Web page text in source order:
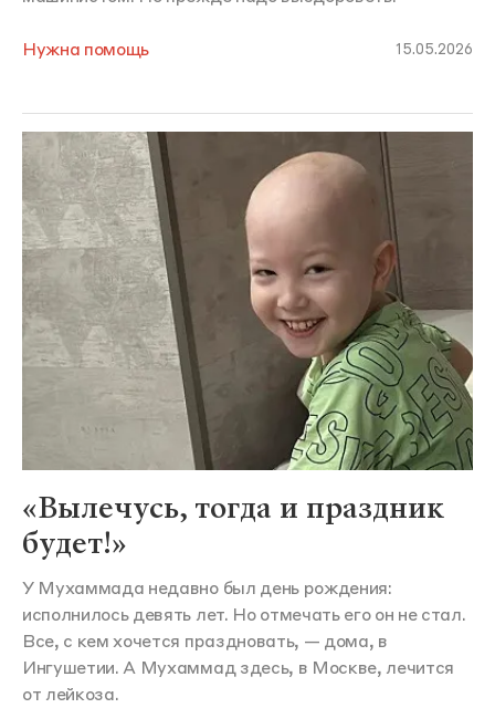
Нужна помощь 15.05.2026
«Вылечусь, тогда и праздник
будет!»
У Мухаммада недавно был день рождения:
исполнилось девять лет. Но отмечать его он не стал.
Все, с кем хочется праздновать, — дома, в
Ингушетии. А Мухаммад здесь, в Москве, лечится
от лейкоза.